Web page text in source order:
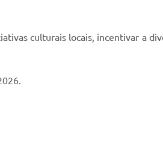
culturais locais, incentivar a